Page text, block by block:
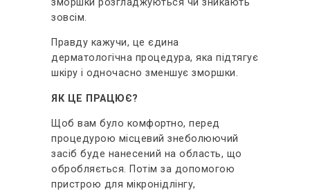
зовсім.
Правду кажучи, це єдина
дерматологічна процедура, яка підтягує
шкіру і одночасно зменшує зморшки.
ЯК ЦЕ ПРАЦЮЄ?
Щоб вам було комфортно, перед
процедурою місцевий знеболюючий
засіб буде нанесений на область, що
обробляється. Потім за допомогою
пристрою для мікронідлінгу,